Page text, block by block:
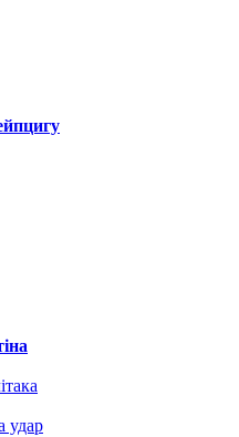
удар